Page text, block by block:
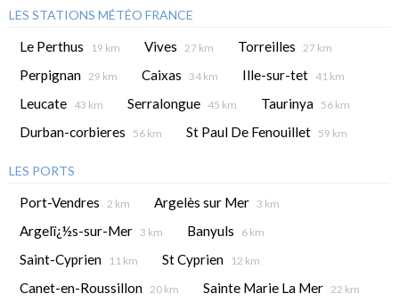
LES STATIONS MÉTÉO FRANCE
Le Perthus 19 km Vives 27 km Torreilles 27 km
Perpignan 29 km Caixas 34 km Ille-sur-tet 41 km
Leucate 43 km Serralongue 45 km Taurinya 56 km
Durban-corbieres 56 km St Paul De Fenouillet 59 km
LES PORTS
Port-Vendres 2 km Argelès sur Mer 3 km
Argelï¿½s-sur-Mer 3 km Banyuls 6 km
Saint-Cyprien 11 km St Cyprien 12 km
Canet-en-Roussillon 20 km Sainte Marie La Mer 22 km